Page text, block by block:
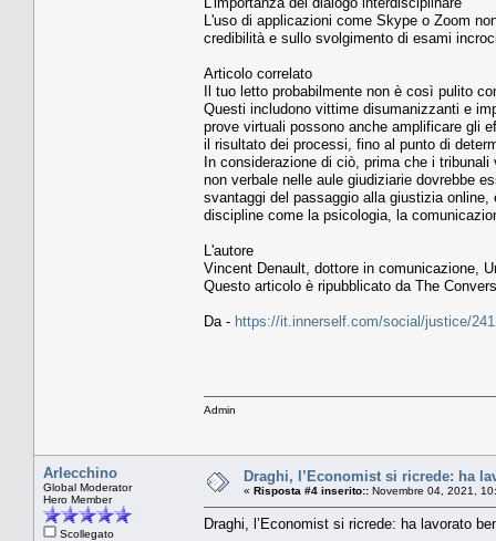
L'uso di applicazioni come Skype o Zoom
credibilità e sullo svolgimento di esami
Articolo correlato
Il tuo letto probabilmente non è così pulito
Questi includono vittime disumanizzanti e
prove virtuali possono anche amplificare gli
il risultato dei processi, fino al punto di
In considerazione di ciò, prima che i
non verbale nelle aule giudiziarie dovrebbe
svantaggi del passaggio alla giustizia
discipline come la psicologia, la
L'autore
Vincent Denault, dottore in comunicazione,
Questo articolo è ripubblicato da The
Da - https://it.innerself.com/social/justice/
Admin
Arlecchino
Global Moderator
Hero Member
Scollegato
Draghi, l’Economist si ricrede: ha
« Risposta #4 inserito:: Novembre 04, 2021,
Draghi, l’Economist si ricrede: ha lavorato